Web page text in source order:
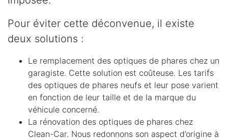
Pour éviter cette déconvenue, il existe
deux solutions :
Le remplacement des optiques de phares chez un
garagiste. Cette solution est coûteuse. Les tarifs
des optiques de phares neufs et leur pose varient
en fonction de leur taille et de la marque du
véhicule concerné.
La rénovation des optiques de phares chez
Clean-Car. Nous redonnons son aspect d’origine à